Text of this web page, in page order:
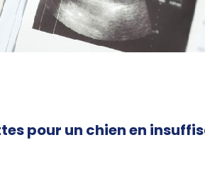
pour un chien en